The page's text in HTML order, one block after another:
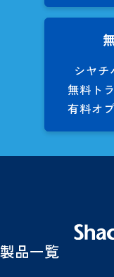
シヤ
無料ト
有料オ
製品一覧